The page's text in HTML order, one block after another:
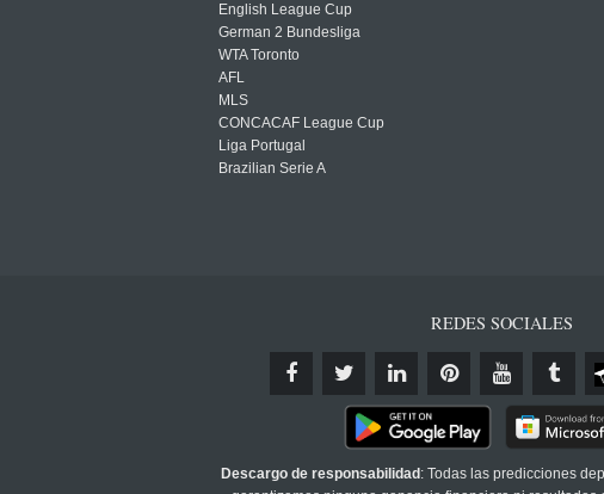
English League Cup
German 2 Bundesliga
WTA Toronto
AFL
MLS
CONCACAF League Cup
Liga Portugal
Brazilian Serie A
REDES SOCIALES
Descargo de responsabilidad : Todas las predicciones